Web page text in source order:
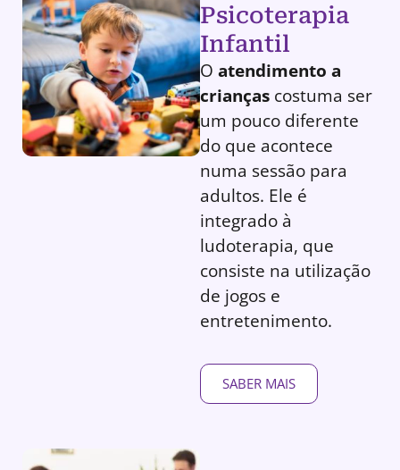
Psicoterapia
Infantil
O atendimento a
crianças costuma ser
um pouco diferente
do que acontece
numa sessão para
adultos. Ele é
integrado à
ludoterapia, que
consiste na utilização
de jogos e
entretenimento.
SABER MAIS